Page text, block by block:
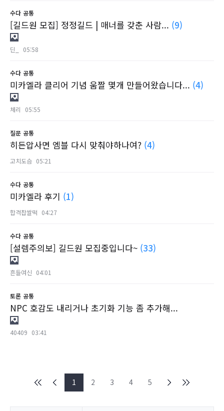
수다 공통
[길드원 모집] 정정길드 | 매너를 갖춘 사람... (9)
딘_ 05:58
수다 공통
미카엘라 클리어 기념 움짤 몇개 만들어왔습니다... (4)
체리 05:55
질문 공통
히든압사면 엠블 다시 맞춰야하나여? (4)
고치도슴 05:21
수다 공통
미카엘라 후기 (1)
합격찹쌀떡 04:27
수다 공통
[설렘주의보] 길드원 모집중입니다~ (33)
흔들여신 04:01
토론 공통
NPC 호감도 내리거나 초기화 기능 좀 추가해...
40409 03:41
1 2 3 4 5